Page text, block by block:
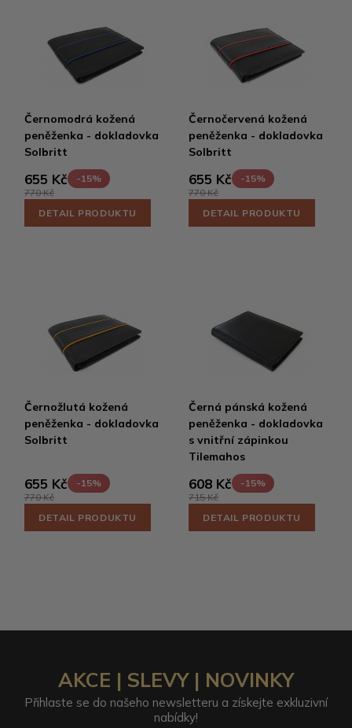
Černomodrá kožená
peněženka - dokladovka
Solbritt
655 Kč
-15%
770 Kč
DETAIL PRODUKTU
Černočervená kožená
peněženka - dokladovka
Solbritt
655 Kč
-15%
770 Kč
DETAIL PRODUKTU
Černožlutá kožená
peněženka - dokladovka
Solbritt
655 Kč
-15%
770 Kč
DETAIL PRODUKTU
Černá pánská kožená
peněženka - dokladovka
s vnitřní zápinkou
Tilemahos
608 Kč
-15%
715 Kč
DETAIL PRODUKTU
AKCE | SLEVY | NOVINKY
Přihlaste se do našeho newsletteru a získejte exkluzivní
nabídky!